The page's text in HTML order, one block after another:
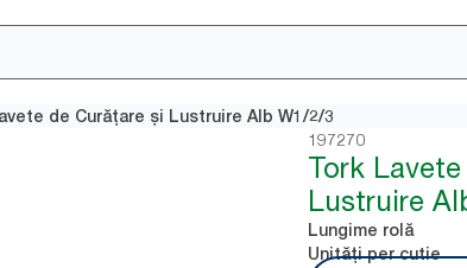
de Curățare și Lustruire Alb W1/2/3
197270
Tork
Lustruire
Lungime rolă
Unități per cutie